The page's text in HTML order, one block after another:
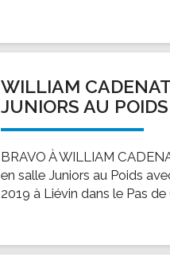
WILLIAM
JUNIORS AU POIDS
BRAVO À WILLIAM
en salle Juniors au Poids
2019 à Liévin dans le Pas de